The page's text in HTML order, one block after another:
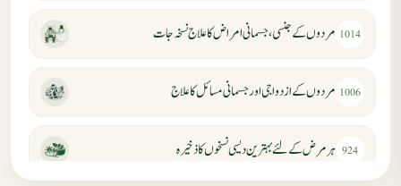
1014 مردوں کے جنسی، جسمانی امراض کا علاج نسخہ جات
1006 مردوں کے ازدواجی اور جسمانی مسائل کا علاج
924 ہر مرض کے لئے بہترین دیسی نسخوں کا ذخیرہ